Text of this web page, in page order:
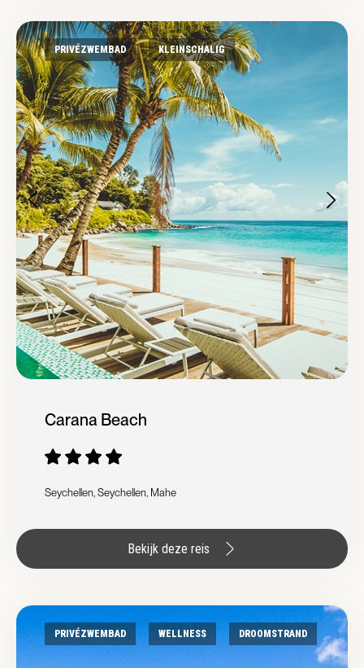
PRIVÉZWEMBAD KLEINSCHALIG
Carana Beach
Seychellen, Seychellen, Mahe
Bekijk deze reis
PRIVÉZWEMBAD WELLNESS DROOMSTRAND